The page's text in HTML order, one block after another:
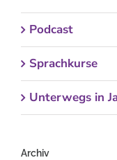
Podcast
Sprachkurse
Unterwegs in
Archiv